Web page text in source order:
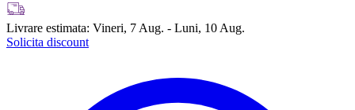
Livrare estimata: Vineri, 7 Aug. - Luni, 10 Aug.
Solicita discount